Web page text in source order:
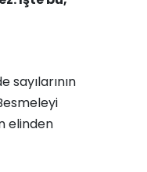
elinden